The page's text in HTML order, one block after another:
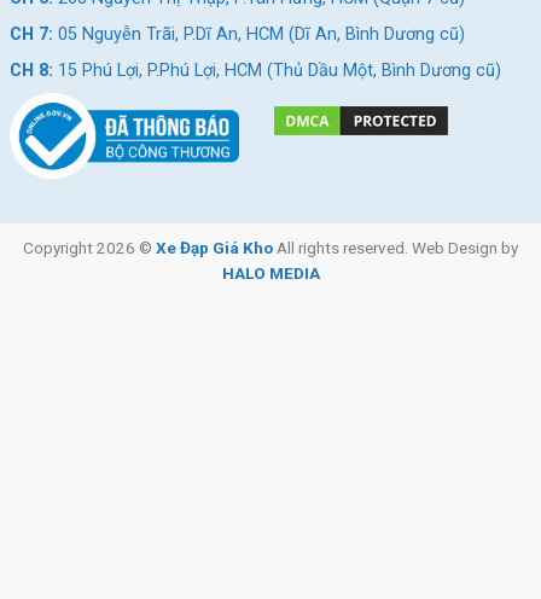
CH 7: 05 Nguyễn Trãi, P.Dĩ An, HCM (Dĩ An, Bình Dương cũ)
CH 8: 15 Phú Lợi, P.Phú Lợi, HCM (Thủ Dầu Một, Bình Dương cũ)
Copyright 2026 © Xe Đạp Giá KhoAll rights reserved. Web Design by
HALO MEDIA